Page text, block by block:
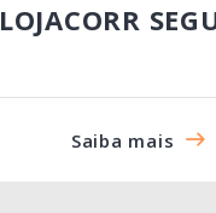
LOJACORR
Saiba mais